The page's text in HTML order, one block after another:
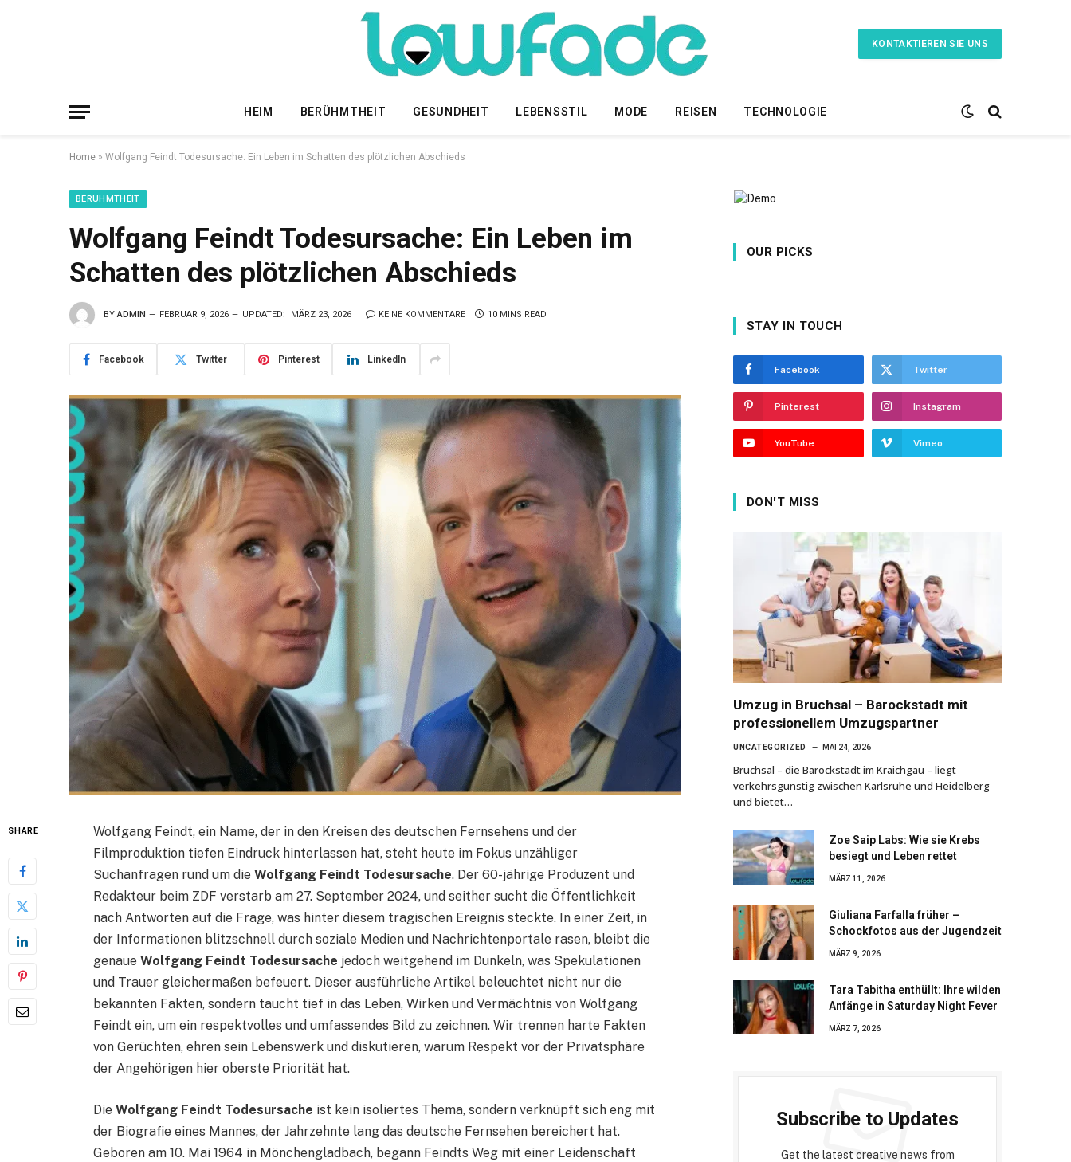
KONTAKTIEREN SIE UNS
HEIM BERÜHMTHEIT GESUNDHEIT LEBENSSTIL MODE REISEN TECHNOLOGIE
Home » Wolfgang Feindt Todesursache: Ein Leben im Schatten des plötzlichen Abschieds
BERÜHMTHEIT
Wolfgang Feindt Todesursache: Ein Leben im
Schatten des plötzlichen Abschieds
BY ADMIN FEBRUAR 9, 2026 UPDATED: MÄRZ 23, 2026 KEINE KOMMENTARE 10 MINS READ
Facebook Twitter Pinterest LinkedIn
SHARE
Wolfgang Feindt, ein Name, der in den Kreisen des deutschen Fernsehens und der
Filmproduktion tiefen Eindruck hinterlassen hat, steht heute im Fokus unzähliger
Suchanfragen rund um dieWolfgang Feindt Todesursache. Der 60-jährige Produzent und
Redakteur beim ZDF verstarb am 27. September 2024, und seither sucht die Öffentlichkeit
nach Antworten auf die Frage, was hinter diesem tragischen Ereignis steckte. In einer Zeit, in
der Informationen blitzschnell durch soziale Medien und Nachrichtenportale rasen, bleibt die
genaueWolfgang Feindt Todesursache jedoch weitgehend im Dunkeln, was Spekulationen
und Trauer gleichermaßen befeuert. Dieser ausführliche Artikel beleuchtet nicht nur die
bekannten Fakten, sondern taucht tief in das Leben, Wirken und Vermächtnis von Wolfgang
Feindt ein, um ein respektvolles und umfassendes Bild zu zeichnen. Wir trennen harte Fakten
von Gerüchten, ehren sein Lebenswerk und diskutieren, warum Respekt vor der Privatsphäre
der Angehörigen hier oberste Priorität hat.
DieWolfgang Feindt Todesursache ist kein isoliertes Thema, sondern verknüpft sich eng mit
der Biografie eines Mannes, der Jahrzehnte lang das deutsche Fernsehen bereichert hat.
Geboren am 10. Mai 1964 in Mönchengladbach, begann Feindts Weg mit einer Leidenschaft
OUR PICKS
STAY IN TOUCH
Facebook Twitter
Pinterest Instagram
YouTube Vimeo
DON'T MISS
Umzug in Bruchsal – Barockstadt mit
professionellem Umzugspartner
UNCATEGORIZED MAI 24, 2026
Bruchsal – die Barockstadt im Kraichgau – liegt
verkehrsgünstig zwischen Karlsruhe und Heidelberg
und bietet…
Zoe Saip Labs: Wie sie Krebs
besiegt und Leben rettet
MÄRZ 11, 2026
Giuliana Farfalla früher –
Schockfotos aus der Jugendzeit
MÄRZ 9, 2026
Tara Tabitha enthüllt: Ihre wilden
Anfänge in Saturday Night Fever
MÄRZ 7, 2026
Subscribe to Updates
Get the latest creative news from